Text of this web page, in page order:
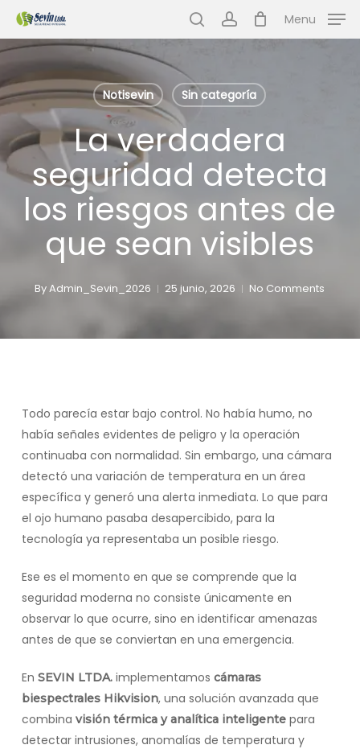
Skip
main
searchaccount
Menu
Notisevin Sin categoría
La verdadera
seguridad detecta
los riesgos antes de
que sean visibles
ByAdmin_Sevin_2026 25 junio, 2026 No Comments
Todo parecía estar bajo control. No había humo, no
había señales evidentes de peligro y la operación
continuaba con normalidad. Sin embargo, una cámara
detectó una variación de temperatura en un área
específica y generó una alerta inmediata. Lo que para
el ojo humano pasaba desapercibido, para la
tecnología ya representaba un posible riesgo.
Ese es el momento en que se comprende que la
seguridad moderna no consiste únicamente en
observar lo que ocurre, sino en identificar amenazas
antes de que se conviertan en una emergencia.
En SEVIN LTDA.implementamos cámaras
biespectrales Hikvision, una solución avanzada que
combina visión térmica y analítica inteligentepara
detectar intrusiones, anomalías de temperatura y